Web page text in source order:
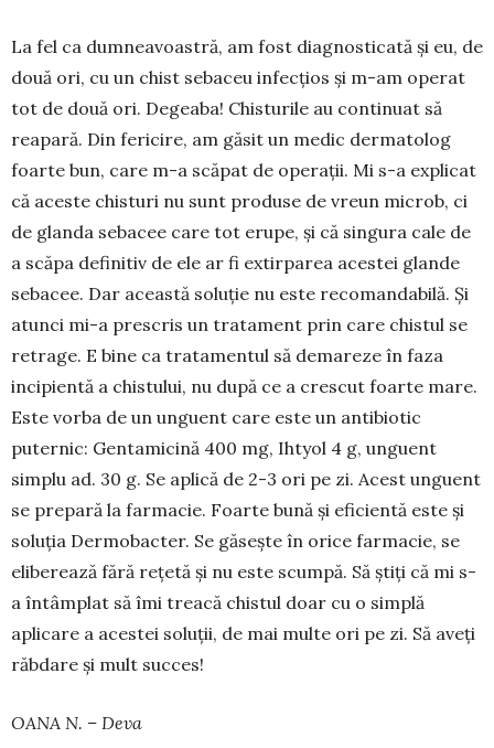
La fel ca dumneavoastră, am fost diagnosticată și eu, de
două ori, cu un chist sebaceu infecțios și m-am operat
tot de două ori. Degeaba! Chisturile au continuat să
reapară. Din fericire, am găsit un medic dermatolog
foarte bun, care m-a scăpat de ope­rații. Mi s-a explicat
că aceste chisturi nu sunt produse de vreun microb, ci
de glanda sebacee care tot erupe, și că singura cale de
a scăpa definitiv de ele ar fi extirparea acestei glande
sebacee. Dar această soluție nu este recomandabilă. Și
atunci mi-a prescris un tratament prin care chistul se
re­trage. E bine ca tratamentul să demareze în faza
incipientă a chistului, nu după ce a crescut foarte mare.
Este vorba de un unguent care este un anti­bio­tic
puternic: Gentamicină 400 mg, Ihtyol 4 g, unguent
simplu ad. 30 g. Se aplică de 2-3 ori pe zi. Acest unguent
se prepară la farmacie. Foarte bună și eficientă este și
soluția Dermobacter. Se găsește în orice farmacie, se
eliberează fără rețetă și nu este scumpă. Să știți că mi s-
a întâmplat să îmi treacă chis­tul doar cu o simplă
aplicare a acestei soluții, de mai multe ori pe zi. Să aveți
răbdare și mult succes!
OANA N. – Deva